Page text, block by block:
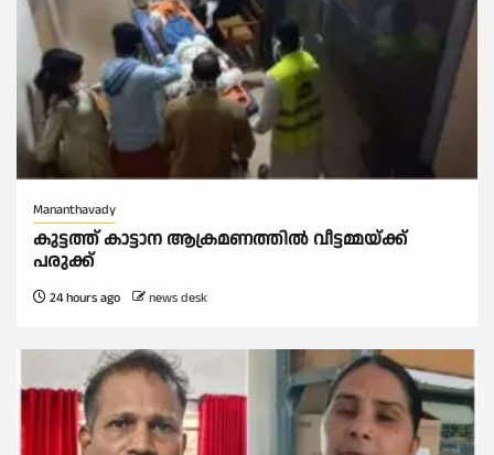
Mananthavady
കുട്ടത്ത് കാട്ടാന ആക്രമണത്തിൽ വീട്ടമ്മയ്ക്ക്
പരുക്ക്
24 hours ago news desk